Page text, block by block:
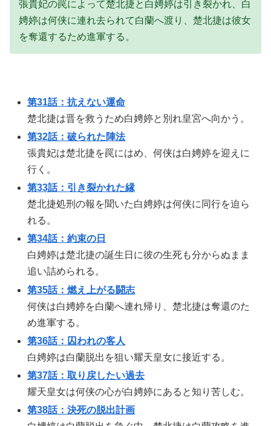
張貴妃の罠によって楚北捷と白娉婷は引き裂かれ、白
娉婷は何侠に連れ去られて白蘭へ渡り、楚北捷は彼女
を奪還するため進軍する。
第31話：抗えない運命
楚北捷は晋を救うため白娉婷と別れ皇宮へ向かう。
第32話：破られた陣法
張貴妃は楚北捷を罠にはめ、何侠は白娉婷を迎えに
行く。
第33話：引き裂かれた縁
楚北捷処刑の報を聞いた白娉婷は何侠に同行を迫ら
れる。
第34話：約束の日
白娉婷は楚北捷の誕生日に彼の生死も分からぬまま
追い詰められる。
第35話：燃え上がる闘志
何侠は白娉婷を白蘭へ連れ帰り、楚北捷は奪還のた
め進軍する。
第36話：囚われの客人
白娉婷は白蘭脱出を狙い耀天皇女に接近する。
第37話：取り戻したい過去
耀天皇女は何侠の心が白娉婷にあると知り苦しむ。
第38話：決死の脱出計画